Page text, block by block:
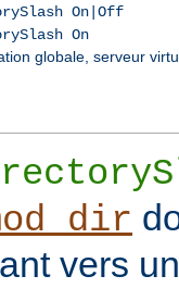
On|Off
On
globale, serveur
vers